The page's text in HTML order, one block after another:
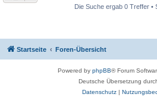
Die Suche ergab 0 Treffer •
Startseite Foren-Übersicht
Powered by phpBB® Forum
Deutsche Übersetzung
Datenschutz|